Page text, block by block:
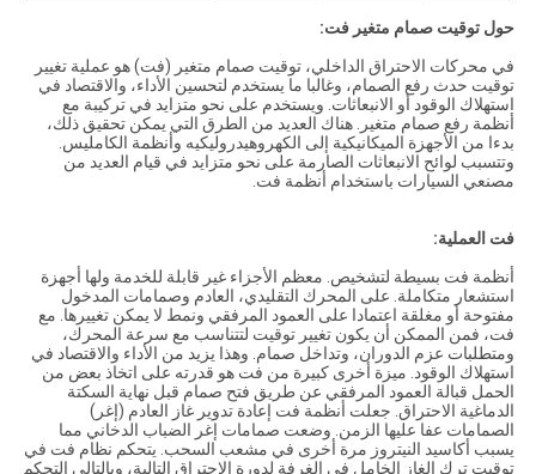
حول توقيت صمام متغير فت:
في محركات الاحتراق الداخلي، توقيت صمام متغير (فت) هو عملية تغيير
توقيت حدث رفع الصمام، وغالبا ما يستخدم لتحسين الأداء، والاقتصاد في
استهلاك الوقود أو الانبعاثات. ويستخدم على نحو متزايد في تركيبة مع
أنظمة رفع صمام متغير. هناك العديد من الطرق التي يمكن تحقيق ذلك،
بدءا من الأجهزة الميكانيكية إلى الكهروهيدروليكيه وأنظمة الكامليس.
وتتسبب لوائح الانبعاثات الصارمة على نحو متزايد في قيام العديد من
مصنعي السيارات باستخدام أنظمة فت.
فت العملية:
أنظمة فت بسيطة لتشخيص. معظم الأجزاء غير قابلة للخدمة ولها أجهزة
استشعار متكاملة. على المحرك التقليدي، العادم وصمامات المدخول
مفتوحة أو مغلقة اعتمادا على العمود المرفقي ونمط لا يمكن تغييرها. مع
فت، فمن الممكن أن يكون تغيير توقيت لتتناسب مع سرعة المحرك،
ومتطلبات عزم الدوران، وتداخل صمام. وهذا يزيد من الأداء والاقتصاد في
استهلاك الوقود. ميزة أخرى كبيرة من فت هو قدرته على اتخاذ بعض من
الحمل قبالة العمود المرفقي عن طريق فتح صمام قبل نهاية السكتة
الدماغية الاحتراق. جعلت أنظمة فت إعادة تدوير غاز العادم (إغر)
الصمامات عفا عليها الزمن. وضعت صمامات إغر الضباب الدخاني مما
يسبب أكاسيد النيتروز مرة أخرى في مشعب السحب. يتحكم نظام فت في
توقيت ترك الغاز الخامل في الغرفة لدورة الاحتراق التالية، وبالتالي التحكم